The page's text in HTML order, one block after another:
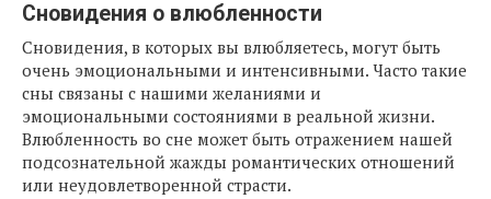
Сновидения о влюбленности
Сновидения, в которых вы влюбляетесь, могут быть
очень эмоциональными и интенсивными. Часто такие
сны связаны с нашими желаниями и
эмоциональными состояниями в реальной жизни.
Влюбленность во сне может быть отражением нашей
подсознательной жажды романтических отношений
или неудовлетворенной страсти.